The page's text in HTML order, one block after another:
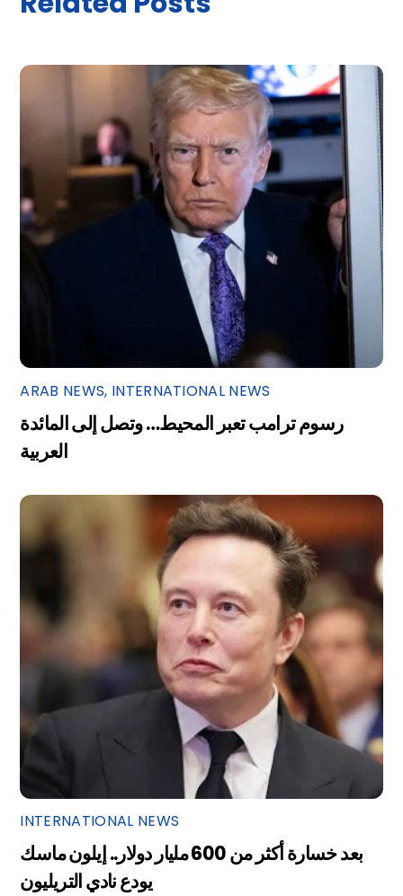
ARAB NEWS, INTERNATIONAL NEWS
رسوم ترامب تعبر المحيط… وتصل إلى المائدة
العربية
INTERNATIONAL NEWS
بعد خسارة أكثر من 600 مليار دولار.. إيلون ماسك
يودع نادي التريليون